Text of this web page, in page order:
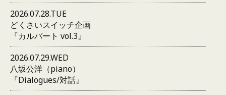
2026.07.28.TUE
どくさいスイッチ企画
『カルバート vol.3』
2026.07.29.WED
八坂公洋（piano）
『Dialogues/対話』